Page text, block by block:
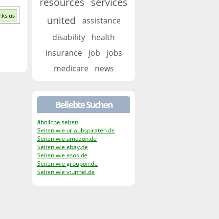
united
assistance
disability
health
insurance
job
jobs
medicare
news
Beliebte Suchen
ähnliche seiten
Seiten wie urlaubspiraten.de
Seiten wie amazon.de
Seiten wie ebay.de
Seiten wie asos.de
Seiten wie groupon.de
Seiten wie vtunnel.de